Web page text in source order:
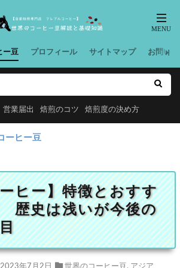
ー豆 プロフィール サイトマップ お問い
営業届出 焙煎のコツ 焙煎度の決め方
ーヒー豆
ヒー】特徴とおすす
歴史は浅いが今後の
2023年7月2日 世界のコーヒー豆, アジア